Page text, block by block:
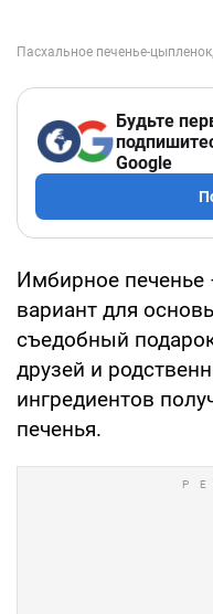
Будьте
Google
Имбирное
вариант для
съедобный
друзей и
ингредиентов
печенья.